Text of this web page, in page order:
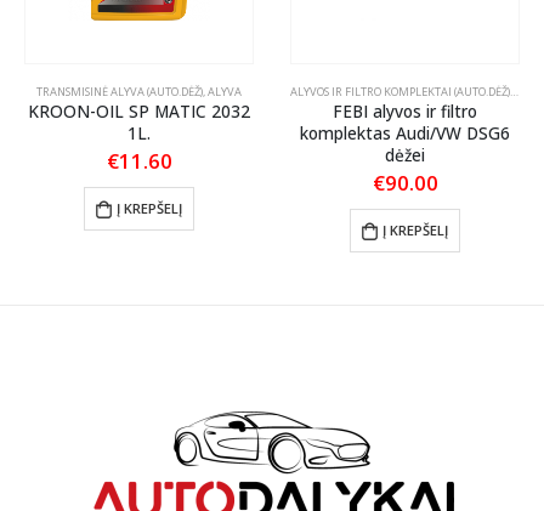
TRANSMISINĖ ALYVA (AUTO.DĖŽ),ALYVA
KROON-OIL SP MATIC 2032
1L.
€11.60
Į KREPŠELĮ
ALYVOS IR FILTRO KOMPLEKTAI (AUTO.DĖŽ)
,
FEBI alyvos ir filtro
komplektas Audi/VW DSG6
dėžei
€90.00
Į KREPŠELĮ